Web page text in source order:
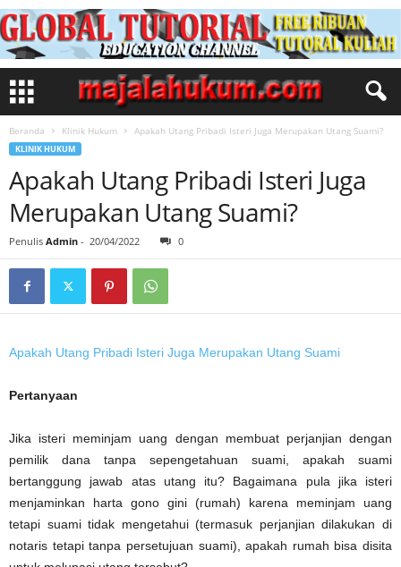
Beranda Klinik Hukum Apakah Utang Pribadi Isteri Juga Merupakan Utang Suami?
KLINIK HUKUM
Apakah Utang Pribadi Isteri Juga
Merupakan Utang Suami?
Penulis Admin - 20/04/2022 0
Apakah Utang Pribadi Isteri Juga Merupakan Utang Suami
Pertanyaan
Jika isteri meminjam uang dengan membuat perjanjian dengan
pemilik dana tanpa sepengetahuan suami, apakah suami
bertanggung jawab atas utang itu? Bagaimana pula jika isteri
menjaminkan harta gono gini (rumah) karena meminjam uang
tetapi suami tidak mengetahui (termasuk perjanjian dilakukan di
notaris tetapi tanpa persetujuan suami), apakah rumah bisa disita